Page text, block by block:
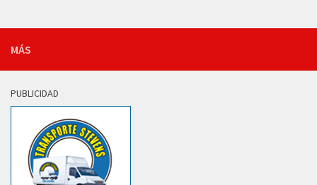
MÁS
PUBLICIDAD